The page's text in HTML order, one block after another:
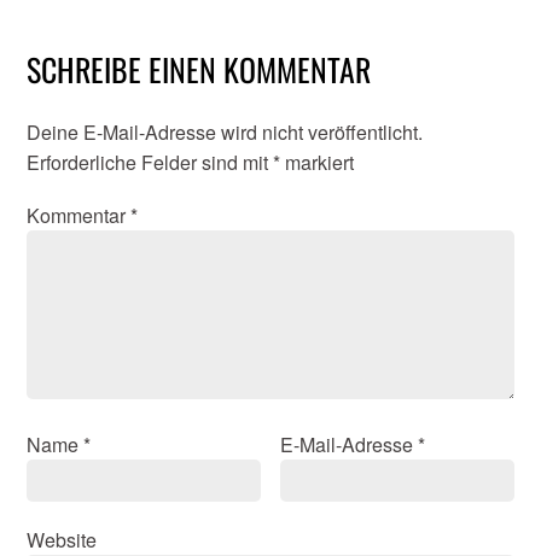
SCHREIBE EINEN KOMMENTAR
Deine E-Mail-Adresse wird nicht veröffentlicht.
Erforderliche Felder sind mit * markiert
Kommentar *
Name * E-Mail-Adresse *
Website